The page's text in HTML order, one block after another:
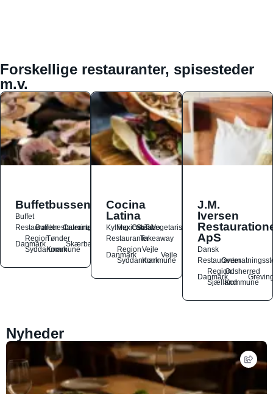
Forskellige restauranter, spisesteder
m.v.
Buffetbussen
Buffet
Restauranter
Buffetrestauranter
Catering
Danmark
Region
Syddanmark
Tønder
Kommune
Skærbæk
Cocina
Latina
Kylling
Mexicansk
OstSalat
TacoVegetarisk
RestauranterTakeaway
Danmark
Region
Syddanmark
Vejle
Kommune
Vejle
J.M.
Iversen
ApS
Dansk
Restauranter
Danmark
Region
Sjælland
Odsherred
Kommune
Nyheder